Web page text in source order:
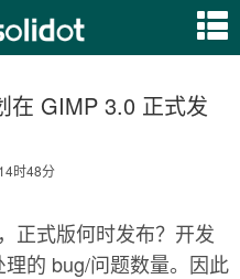
在 GIMP 3.0 正式发
时48分
正式版何时发布？开发
的 bug/问题数量。因此